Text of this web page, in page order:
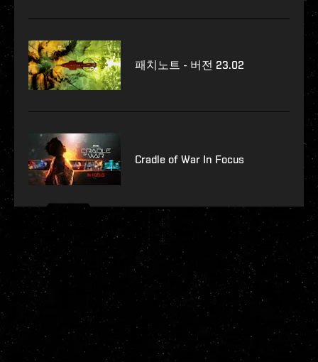
패치노트 - 버전 23.02
Cradle of War In Focus